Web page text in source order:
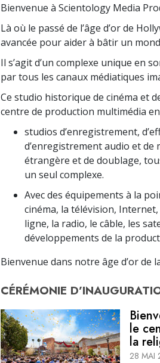
Bienvenue à Scientology Media
Là où le passé de l’âge d’or de
avancée pour aider à bâtir un
Il s’agit d’un complexe unique en
par tous les canaux médiatiques
Ce studio historique de cinéma et
centre de production multimédia
studios d’enregistrement,
d’enregistrement audio et de
étrangère et de doublage,
un seul complexe.
Avec des équipements à la
cinéma, la télévision,
ligne, la radio, le câble, les
développements de la
Bienvenue dans notre âge d’or de
CÉRÉMONIE D’
le
la
28 MAI